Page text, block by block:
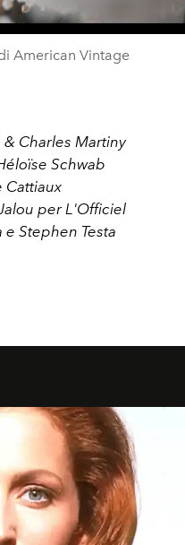
American Vintage
Charles Martiny
Schwab
Cattiaux
per L'Officiel
Stephen Testa